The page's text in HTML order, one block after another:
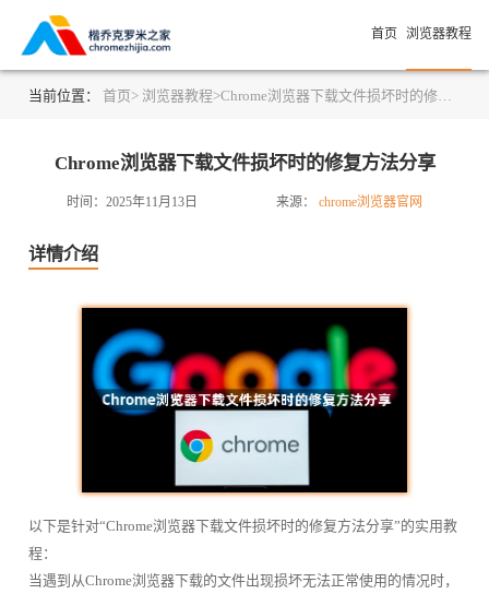
首页 浏览器教程
当前位置： 首页> 浏览器教程>Chrome浏览器下载文件损坏时的修复方法分享
Chrome浏览器下载文件损坏时的修复方法分享
时间：2025年11月13日 来源： chrome浏览器官网
详情介绍
以下是针对“Chrome浏览器下载文件损坏时的修复方法分享”的实用教
程：
当遇到从Chrome浏览器下载的文件出现损坏无法正常使用的情况时，